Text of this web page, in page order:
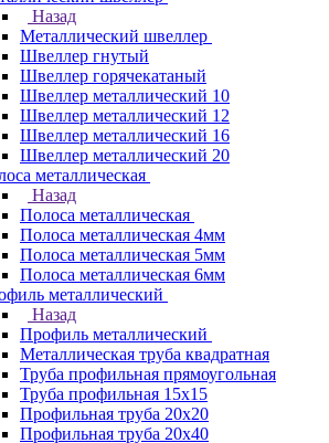
Назад
Металлический швеллер
Швеллер гнутый
Швеллер горячекатаный
Швеллер металлический 10
Швеллер металлический 12
Швеллер металлический 16
Швеллер металлический 20
металлическая
Назад
Полоса металлическая
Полоса металлическая 4мм
Полоса металлическая 5мм
Полоса металлическая 6мм
металлический
Назад
Профиль металлический
Металлическая труба квадратная
Труба профильная прямоугольная
Труба профильная 15х15
Профильная труба 20х20
Профильная труба 20х40